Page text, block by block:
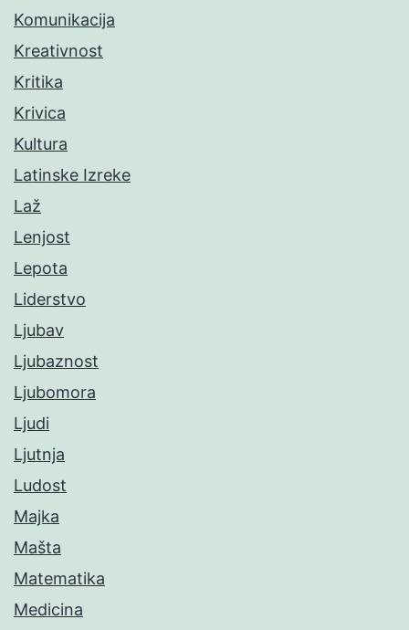
Komunikacija
Kreativnost
Kritika
Krivica
Kultura
Latinske Izreke
Laž
Lenjost
Lepota
Liderstvo
Ljubav
Ljubaznost
Ljubomora
Ljudi
Ljutnja
Ludost
Majka
Mašta
Matematika
Medicina